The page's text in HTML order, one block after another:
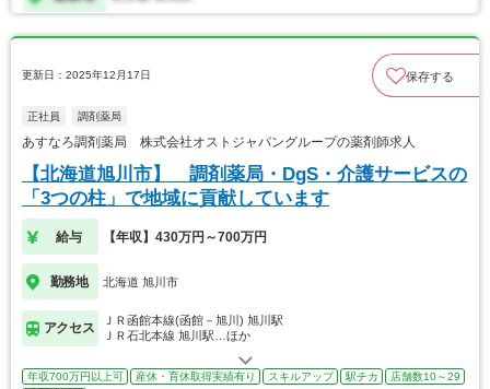
更新日：2025年12月17日 保存する
正社員 調剤薬局
あすなろ調剤薬局 株式会社オストジャパングループの薬剤師求人
【北海道旭川市】 調剤薬局・DgS・介護サービスの
「3つの柱」で地域に貢献しています
給与 【年収】430万円～700万円
勤務地 北海道 旭川市
アクセス
ＪＲ函館本線(函館－旭川) 旭川駅
ＪＲ石北本線 旭川駅…ほか
年収700万円以上可 産休・育休取得実績有り スキルアップ 駅チカ
店舗数10～29